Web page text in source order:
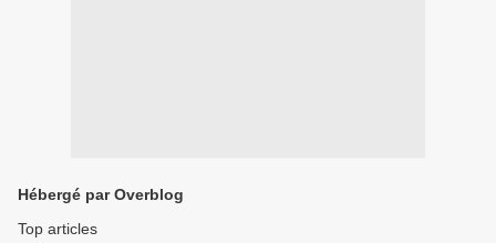
Hébergé par Overblog
Top articles